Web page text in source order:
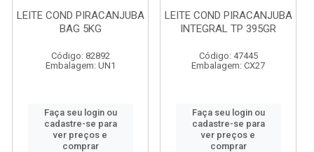
LEITE COND PIRACANJUBA
BAG 5KG
Código: 82892
Embalagem: UN1
Faça seu login ou
cadastre-se para
ver preços e
comprar
LEITE COND PIRACANJUBA
INTEGRAL TP 395GR
Código: 47445
Embalagem: CX27
Faça seu login ou
cadastre-se para
ver preços e
comprar